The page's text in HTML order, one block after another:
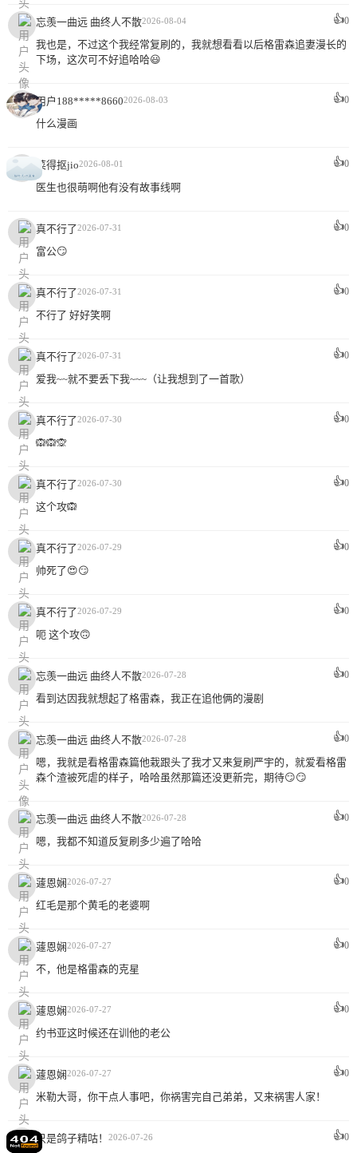
忘羡一曲远 曲终人不散2026-08-04 👍0
我也是，不过这个我经常复刷的，我就想看看以后格雷森追妻漫长的
下场，这次可不好追哈哈😃
用户188*****86602026-08-03 👍0
什么漫画
菜得抠jio2026-08-01 👍0
医生也很萌啊他有没有故事线啊
真不行了2026-07-31 👍0
富公😏
真不行了2026-07-31 👍0
不行了 好好笑啊
真不行了2026-07-31 👍0
爱我~~就不要丢下我~~~（让我想到了一首歌）
真不行了2026-07-30 👍0
🙉🙉🙊
真不行了2026-07-30 👍0
这个攻🙉
真不行了2026-07-29 👍0
帅死了😍😏
真不行了2026-07-29 👍0
呃 这个攻🙃
忘羡一曲远 曲终人不散2026-07-28 👍0
看到达因我就想起了格雷森，我正在追他俩的漫剧
忘羡一曲远 曲终人不散2026-07-28 👍0
嗯，我就是看格雷森篇他栽跟头了我才又来复刷严宇的，就爱看格雷
森个渣被死虐的样子，哈哈虽然那篇还没更新完，期待😏😏
忘羡一曲远 曲终人不散2026-07-28 👍0
嗯，我都不知道反复刷多少遍了哈哈
蘧恩娴2026-07-27 👍0
红毛是那个黄毛的老婆啊
蘧恩娴2026-07-27 👍0
不，他是格雷森的克星
蘧恩娴2026-07-27 👍0
约书亚这时候还在训他的老公
蘧恩娴2026-07-27 👍0
米勒大哥，你干点人事吧，你祸害完自己弟弟，又来祸害人家！
2026-07-26 👍0